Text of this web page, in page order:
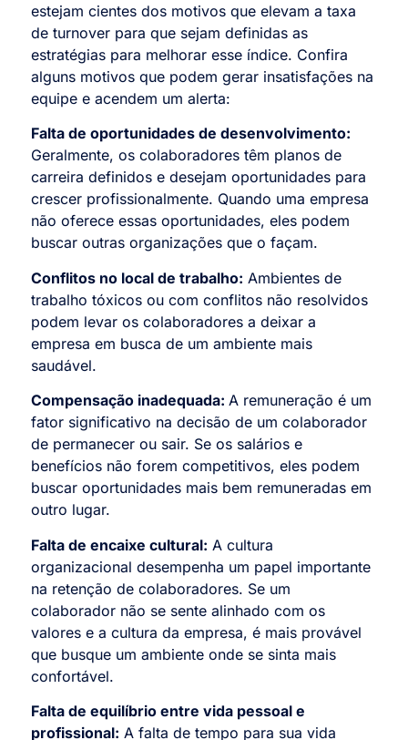
estejam cientes dos motivos que elevam a taxa
de turnover para que sejam definidas as
estratégias para melhorar esse índice. Confira
alguns motivos que podem gerar insatisfações na
equipe e acendem um alerta:
Falta de oportunidades de desenvolvimento:
Geralmente, os colaboradores têm planos de
carreira definidos e desejam oportunidades para
crescer profissionalmente. Quando uma empresa
não oferece essas oportunidades, eles podem
buscar outras organizações que o façam.
Conflitos no local de trabalho: Ambientes de
trabalho tóxicos ou com conflitos não resolvidos
podem levar os colaboradores a deixar a
empresa em busca de um ambiente mais
saudável.
Compensação inadequada: A remuneração é um
fator significativo na decisão de um colaborador
de permanecer ou sair. Se os salários e
benefícios não forem competitivos, eles podem
buscar oportunidades mais bem remuneradas em
outro lugar.
Falta de encaixe cultural: A cultura
organizacional desempenha um papel importante
na retenção de colaboradores. Se um
colaborador não se sente alinhado com os
valores e a cultura da empresa, é mais provável
que busque um ambiente onde se sinta mais
confortável.
Falta de equilíbrio entre vida pessoal e
profissional: A falta de tempo para sua vida